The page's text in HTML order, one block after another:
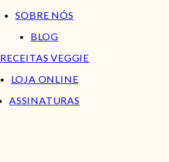
SOBRE NÓS
BLOG
RECEITAS VEGGIE
LOJA ONLINE
ASSINATURAS